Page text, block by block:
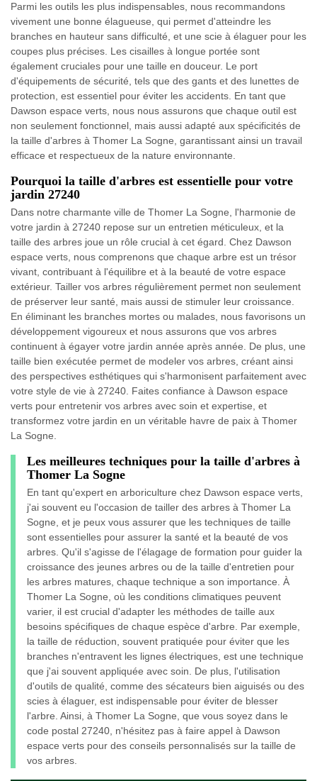
Parmi les outils les plus indispensables, nous recommandons
vivement une bonne élagueuse, qui permet d'atteindre les
branches en hauteur sans difficulté, et une scie à élaguer pour les
coupes plus précises. Les cisailles à longue portée sont
également cruciales pour une taille en douceur. Le port
d'équipements de sécurité, tels que des gants et des lunettes de
protection, est essentiel pour éviter les accidents. En tant que
Dawson espace verts, nous nous assurons que chaque outil est
non seulement fonctionnel, mais aussi adapté aux spécificités de
la taille d'arbres à Thomer La Sogne, garantissant ainsi un travail
efficace et respectueux de la nature environnante.
Pourquoi la taille d'arbres est essentielle pour votre
jardin 27240
Dans notre charmante ville de Thomer La Sogne, l'harmonie de
votre jardin à 27240 repose sur un entretien méticuleux, et la
taille des arbres joue un rôle crucial à cet égard. Chez Dawson
espace verts, nous comprenons que chaque arbre est un trésor
vivant, contribuant à l'équilibre et à la beauté de votre espace
extérieur. Tailler vos arbres régulièrement permet non seulement
de préserver leur santé, mais aussi de stimuler leur croissance.
En éliminant les branches mortes ou malades, nous favorisons un
développement vigoureux et nous assurons que vos arbres
continuent à égayer votre jardin année après année. De plus, une
taille bien exécutée permet de modeler vos arbres, créant ainsi
des perspectives esthétiques qui s'harmonisent parfaitement avec
votre style de vie à 27240. Faites confiance à Dawson espace
verts pour entretenir vos arbres avec soin et expertise, et
transformez votre jardin en un véritable havre de paix à Thomer
La Sogne.
Les meilleures techniques pour la taille d'arbres à
Thomer La Sogne
En tant qu'expert en arboriculture chez Dawson espace verts,
j'ai souvent eu l'occasion de tailler des arbres à Thomer La
Sogne, et je peux vous assurer que les techniques de taille
sont essentielles pour assurer la santé et la beauté de vos
arbres. Qu'il s'agisse de l'élagage de formation pour guider la
croissance des jeunes arbres ou de la taille d'entretien pour
les arbres matures, chaque technique a son importance. À
Thomer La Sogne, où les conditions climatiques peuvent
varier, il est crucial d'adapter les méthodes de taille aux
besoins spécifiques de chaque espèce d'arbre. Par exemple,
la taille de réduction, souvent pratiquée pour éviter que les
branches n'entravent les lignes électriques, est une technique
que j'ai souvent appliquée avec soin. De plus, l'utilisation
d'outils de qualité, comme des sécateurs bien aiguisés ou des
scies à élaguer, est indispensable pour éviter de blesser
l'arbre. Ainsi, à Thomer La Sogne, que vous soyez dans le
code postal 27240, n'hésitez pas à faire appel à Dawson
espace verts pour des conseils personnalisés sur la taille de
vos arbres.